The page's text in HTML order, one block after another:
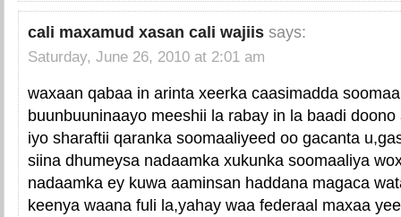
cali maxamud xasan cali wajiis says:
Saturday, June 26, 2010 at 2:01 am
waxaan qabaa in arinta xeerka caasimadda
buunbuuninaayo meeshii la rabay in la baadi
iyo sharaftii qaranka soomaaliyeed oo gacanta
siina dhumeysa nadaamka xukunka soomaaliya
nadaamka ey kuwa aaminsan haddana magaca
keenya waana fuli la,yahay waa federaal maxaa